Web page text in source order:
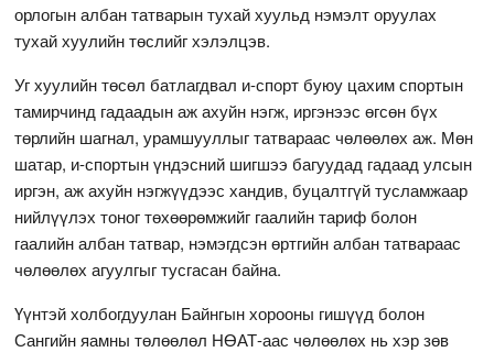
орлогын албан татварын тухай хуульд нэмэлт оруулах
тухай хуулийн төслийг хэлэлцэв.
Уг хуулийн төсөл батлагдвал и-спорт буюу цахим спортын
тамирчинд гадаадын аж ахуйн нэгж, иргэнээс өгсөн бүх
төрлийн шагнал, урамшууллыг татвараас чөлөөлөх аж. Мөн
шатар, и-спортын үндэсний шигшээ багуудад гадаад улсын
иргэн, аж ахуйн нэгжүүдээс хандив, буцалтгүй тусламжаар
нийлүүлэх тоног төхөөрөмжийг гаалийн тариф болон
гаалийн албан татвар, нэмэгдсэн өртгийн албан татвараас
чөлөөлөх агуулгыг тусгасан байна.
Үүнтэй холбогдуулан Байнгын хорооны гишүүд болон
Сангийн яамны төлөөлөл НӨАТ-аас чөлөөлөх нь хэр зөв